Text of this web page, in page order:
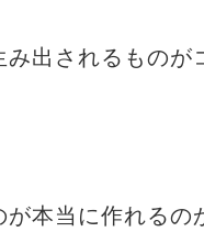
出されるものが
本当に作れるの